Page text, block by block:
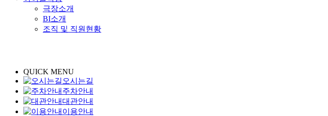
극장소개
BI소개
조직 및 직원현황
QUICK MENU
오시는길
주차안내
대관안내
이용안내